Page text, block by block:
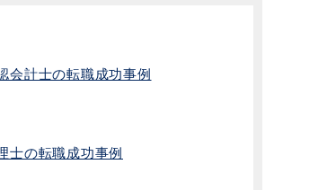
会計士の転職成功事例
士の転職成功事例